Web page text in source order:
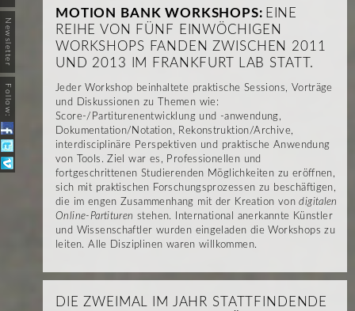
MOTION BANK WORKSHOPS: EINE
REIHE VON FÜNF EINWÖCHIGEN
WORKSHOPS FANDEN ZWISCHEN 2011
UND 2013 IM FRANKFURT LAB STATT.
Jeder Workshop beinhaltete praktische Sessions, Vorträge
und Diskussionen zu Themen wie:
Score-/Partiturenentwicklung und -anwendung,
Dokumentation/Notation, Rekonstruktion/Archive,
interdisciplinäre Perspektiven und praktische Anwendung
von Tools. Ziel war es, Professionellen und
fortgeschrittenen Studierenden Möglichkeiten zu eröffnen,
sich mit praktischen Forschungsprozessen zu beschäftigen,
die im engen Zusammenhang mit der Kreation vondigitalen
Online-Partituren stehen. International anerkannte Künstler
und Wissenschaftler wurden eingeladen die Workshops zu
leiten. Alle Disziplinen waren willkommen.
DIE ZWEIMAL IM JAHR STATTFINDENDE
Newsletter
Follow: